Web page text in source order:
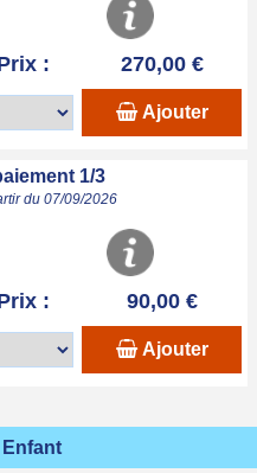
: 270,00 €
Ajouter
1/3
du 07/09/2026
: 90,00 €
Ajouter
Enfant